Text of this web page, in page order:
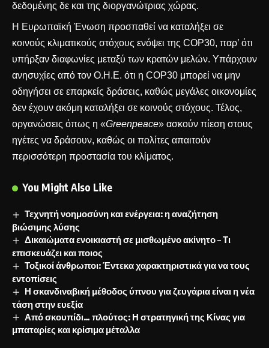
δεδομένης δε και της διοργανώτριας χώρας.
Η Ευρωπαϊκή Ένωση προσπαθεί να καταλήξει σε
κοινούς κλιματικούς στόχους ενόψει της COP30, παρ’ ότι
υπήρξαν διαφωνίες μεταξύ των κρατών μελών. Υπάρχουν
ανησυχίες από τον Ο.Η.Ε. ότι η COP30 μπορεί να μην
οδηγήσει σε επαρκείς δράσεις, καθώς μεγάλες οικονομίες
δεν έχουν ακόμη καταλήξει σε κοινούς στόχους. Τέλος,
οργανώσεις όπως η «Greenpeace» ασκούν πίεση στους
ηγέτες να δράσουν, καθώς οι πολίτες απαιτούν
περισσότερη προστασία του κλίματος.
You Might Also Like
Τεχνητή νοημοσύνη και ενέργεια: η αναζήτηση
βιώσιμης λύσης
Δικαιώματα ενοικιαστή σε μισθωμένο ακίνητο – Τι
επισκευάζει και ποιος
Τοξικοί άνθρωποι: Έντεκα χαρακτηριστικά για να τους
εντοπίσεις
Η σκανδιναβική μέθοδος ύπνου για ζευγάρια είναι η νέα
τάση στην ευεξία
Από σκουπίδι… πλούτος: Η στρατηγική της Κίνας για
μπαταρίες και κρίσιμα μέταλλα